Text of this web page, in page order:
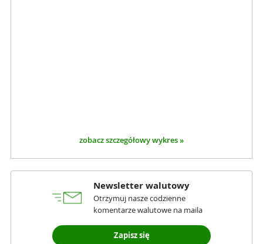
zobacz szczegółowy wykres »
Newsletter walutowy
Otrzymuj nasze codzienne
komentarze walutowe na maila
Zapisz się